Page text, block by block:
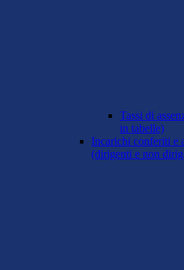
Tassi di
in tabelle)
Incarichi conferiti e
(dirigenti e non